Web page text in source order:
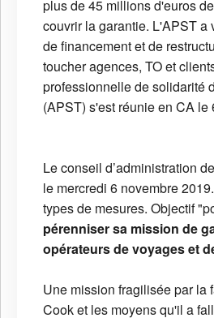
plus de 45 millions d'euros
couvrir la garantie. L'APST a
de financement et de
toucher agences, TO et
professionnelle de solidarité
(APST) s'est réunie en CA le
Le conseil d’administration
le mercredi 6 novembre
types de mesures. Objectif
pérenniser sa mission de
opérateurs de voyages et
Une mission fragilisée par la
Cook et les moyens qu'il a